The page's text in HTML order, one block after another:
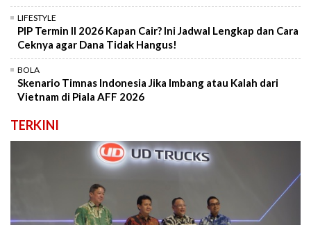
LIFESTYLE
PIP Termin II 2026 Kapan Cair? Ini Jadwal Lengkap dan Cara
Ceknya agar Dana Tidak Hangus!
BOLA
Skenario Timnas Indonesia Jika Imbang atau Kalah dari
Vietnam di Piala AFF 2026
TERKINI